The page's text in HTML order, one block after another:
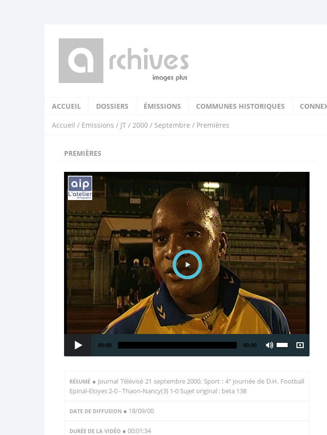
ACCUEIL DOSSIERS ÉMISSIONS COMMUNES HISTORIQUES
Accueil / Emissions / JT / 2000 / Septembre / Premières
PREMIÈRES
00:00 00:00
RÉSUMÉ ● Journal Télévisé 21 septembre 2000. Sport : 4° journée de D.H. Football
Epinal-Eloyes 2-0 - Thaon-Nancy(3) 1-0 Sujet original : beta 138
DATE DE DIFFUSION ● 18/09/00
DURÉE DE LA VIDÉO ● 00:01:34